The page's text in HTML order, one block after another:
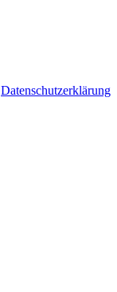
Datenschutzerklärung